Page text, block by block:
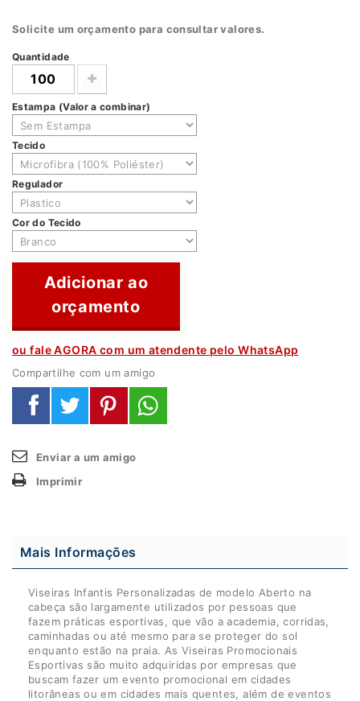
Solicite um orçamento para consultar valores.
Quantidade
Estampa (Valor a combinar)
Tecido
Regulador
Cor do Tecido
Adicionar ao
orçamento
ou fale AGORA com um atendente pelo WhatsApp
Compartilhe com um amigo
Enviar a um amigo
Imprimir
Mais Informações
Viseiras Infantis Personalizadas de modelo Aberto na
cabeça são largamente utilizados por pessoas que
fazem práticas esportivas, que vão a academia, corridas,
caminhadas ou até mesmo para se proteger do sol
enquanto estão na praia. As Viseiras Promocionais
Esportivas são muito adquiridas por empresas que
buscam fazer um evento promocional em cidades
litorâneas ou em cidades mais quentes, além de eventos